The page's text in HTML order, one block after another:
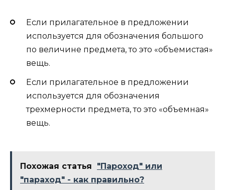
Если прилагательное в предложении
используется для обозначения большого
по величине предмета, то это «объемистая»
вещь.
Если прилагательное в предложении
используется для обозначения
трехмерности предмета, то это «объемная»
вещь.
Похожая статья
"Пароход" или
"параход" - как правильно?